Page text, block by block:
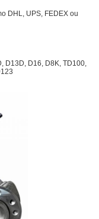
DHL, UPS, FEDEX ou
D13D, D16, D8K, TD100,